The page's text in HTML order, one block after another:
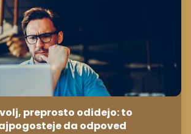
preprosto odidejo: to
da odpoved